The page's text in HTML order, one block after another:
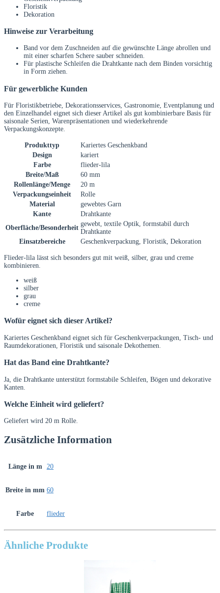
Floristik
Dekoration
Hinweise zur Verarbeitung
Band vor dem Zuschneiden auf die gewünschte Länge abrollen und
mit einer scharfen Schere sauber schneiden.
Für plastische Schleifen die Drahtkante nach dem Binden vorsichtig
in Form ziehen.
Für gewerbliche Kunden
Für Floristikbetriebe, Dekorationsservices, Gastronomie, Eventplanung und
den Einzelhandel eignet sich dieser Artikel als gut kombinierbare Basis für
saisonale Serien, Warenpräsentationen und wiederkehrende
Verpackungskonzepte.
Produkttyp
Kariertes Geschenkband
Design
kariert
Farbe
flieder-lila
Breite/Maß
60 mm
Rollenlänge/Menge
20 m
Verpackungseinheit
Rolle
Material
gewebtes Garn
Kante
Drahtkante
Oberfläche/Besonderheit
gewebt, textile Optik, formstabil durch
Drahtkante
Einsatzbereiche
Geschenkverpackung, Floristik, Dekoration
Flieder-lila lässt sich besonders gut mit weiß, silber, grau und creme
kombinieren.
weiß
silber
grau
creme
Wofür eignet sich dieser Artikel?
Kariertes Geschenkband eignet sich für Geschenkverpackungen, Tisch- und
Raumdekorationen, Floristik und saisonale Dekothemen.
Hat das Band eine Drahtkante?
Ja, die Drahtkante unterstützt formstabile Schleifen, Bögen und dekorative
Kanten.
Welche Einheit wird geliefert?
Geliefert wird 20 m Rolle.
Zusätzliche Information
Länge in m 20
Breite in mm 60
Farbe flieder
Ähnliche Produkte